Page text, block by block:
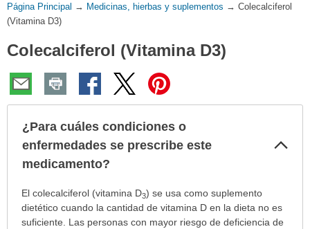
de
Usted
está
Página Principal → Medicinas, hierbas y suplementos → Colecalciferol
(Vitamina D3)
Colecalciferol (Vitamina D3)
¿Para cuáles condiciones o
enfermedades se prescribe este
medicamento?
¿Para
cuáles
condiciones
El colecalciferol (vitamina D3) se usa como suplemento
dietético cuando la cantidad de vitamina D en la dieta no es
suficiente. Las personas con mayor riesgo de deficiencia de